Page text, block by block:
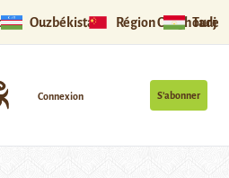
Ouzbékistan Région Ouïghoure
S’abonner
Connexion